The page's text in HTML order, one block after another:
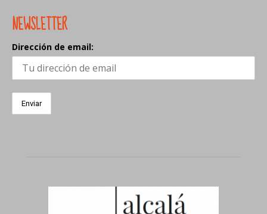
NEWSLETTER
Dirección de email: